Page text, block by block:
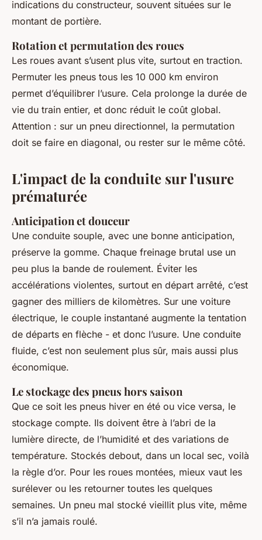
indications du constructeur, souvent situées sur le
montant de portière.
Rotation et permutation des roues
Les roues avant s’usent plus vite, surtout en traction.
Permuter les pneus tous les 10 000 km environ
permet d’équilibrer l’usure. Cela prolonge la durée de
vie du train entier, et donc réduit le coût global.
Attention : sur un pneu directionnel, la permutation
doit se faire en diagonal, ou rester sur le même côté.
L'impact de la conduite sur l'usure
prématurée
Anticipation et douceur
Une conduite souple, avec une bonne anticipation,
préserve la gomme. Chaque freinage brutal use un
peu plus la bande de roulement. Éviter les
accélérations violentes, surtout en départ arrêté, c’est
gagner des milliers de kilomètres. Sur une voiture
électrique, le couple instantané augmente la tentation
de départs en flèche - et donc l’usure. Une conduite
fluide, c’est non seulement plus sûr, mais aussi plus
économique.
Le stockage des pneus hors saison
Que ce soit les pneus hiver en été ou vice versa, le
stockage compte. Ils doivent être à l’abri de la
lumière directe, de l’humidité et des variations de
température. Stockés debout, dans un local sec, voilà
la règle d’or. Pour les roues montées, mieux vaut les
surélever ou les retourner toutes les quelques
semaines. Un pneu mal stocké vieillit plus vite, même
s’il n’a jamais roulé.